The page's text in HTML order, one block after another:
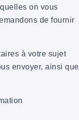
on vous
de fournir
à votre sujet
envoyer, ainsi que